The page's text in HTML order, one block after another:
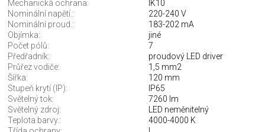
Mechanická ochrana:
IK10
Nominální napětí.:
220-240 V
Nominální proud.:
183-202 mA
Objímka:
jiné
Počet pólů:
7
Předřadník:
proudový LED driver
Průřez vodiče:
1,5 mm2
Šířka:
120 mm
Stupeň krytí (IP):
IP65
Světelný tok:
7260 lm
Světelný zdroj:
LED neměnitelný
Teplota barvy.:
4000-4000 K